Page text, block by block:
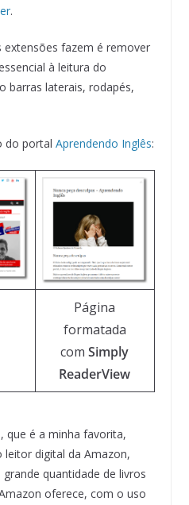
.
extensões fazem é remover
à leitura do
barras laterais, rodapés,
do portal Aprendendo Inglês:
Página
formatada
comSimply
ReaderView
que é a minha favorita,
leitor digital da Amazon,
grande quantidade de livros
oferece, com o uso